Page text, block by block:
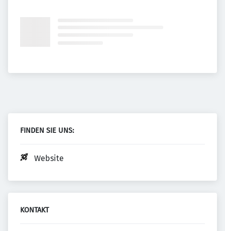
FINDEN SIE UNS:
Website
KONTAKT